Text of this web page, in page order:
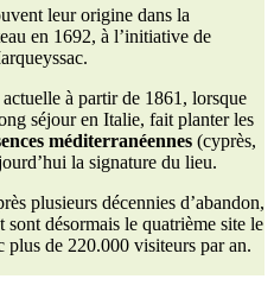
leur origine dans la
en 1692, à l’initiative de
à partir de 1861, lorsque
séjour en Italie, fait planter les
méditerranéennes (cyprès,
la signature du lieu.
plusieurs décennies d’abandon,
désormais le quatrième site le
de 220.000 visiteurs par an.